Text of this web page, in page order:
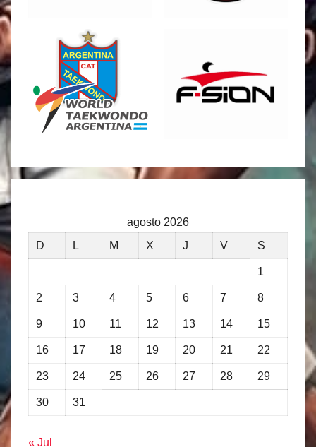
agosto 2026
D
L M X J V S
1
2 3 4 5 6 7 8
9 10 11 12 13 14 15
16 17 18 19 20 21 22
23 24 25 26 27 28 29
30 31
« Jul